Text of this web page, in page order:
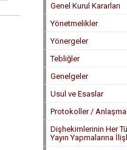
Genel Kurul Kararları
Yönetmelikler
Yönergeler
Tebliğler
Genelgeler
Usul ve Esaslar
Protokoller /
Dişhekimlerinin Her
Yayın Yapmalarına